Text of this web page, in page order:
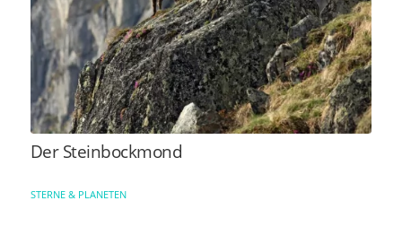
Der Steinbockmond
STERNE & PLANETEN